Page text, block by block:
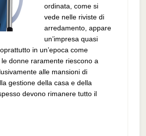
ordinata, come si
vede nelle riviste di
arredamento, appare
un’impresa quasi
in un’epoca come
donne raramente riescono a
alle mansioni di
gestione della casa e della
devono rimanere tutto il